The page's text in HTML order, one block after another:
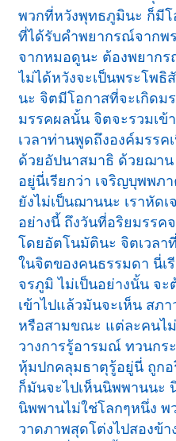
พวกที่หวังพุทธภูมินะ ก็มีโ
ที่ได้รับคำพยากรณ์จากพ
จากหมอดูนะ ต้องพยาก
ไม่ได้หวังจะเป็นพระโพ
นะ จิตมีโอกาสที่จะเกิดม
มรรคผลนั้น จิตจะรวมเข้
เวลาท่านพูดถึงองค์มรร
ด้วยอัปนาสมาธิ ด้วยฌา
อยู่นี่เรียกว่า เจริญบุพพภ
ยังไม่เป็นฌานนะ เราหัด
อย่างนี้ ถึงวันที่อริยมรรค
โดยอัตโนมัตินะ จิตเวลา
ในจิตของคนธรรมดา นี่เ
จรภูมิ ไม่เป็นอย่างนั้น จ
เข้าไปแล้วมันจะเห็น สภ
หรือสามขณะ แต่ละคนไ
วางการรู้อารมณ์ ทวนกร
หุ้มปกคลุมธาตุรู้อยู่นี่ ถูก
ก็มันจะไปเห็นนิพพานนะ
นิพพานไม่ใช่โลกๆหนึ่ง พว
วาดภาพสุดโต่งไปสองข้